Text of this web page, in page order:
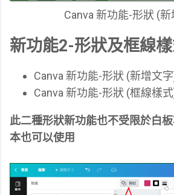
Canva 新功能-形狀 (
新功能2-形狀及框線
Canva 新功能-形狀 (新增文
Canva 新功能-形狀 (框線樣
此二種形狀新功能也不受限於白
本也可以使用